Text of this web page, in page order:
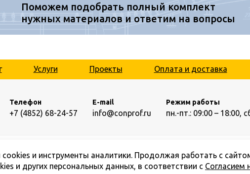
Поможем подобрать полный комплект
нужных материалов и ответим на вопросы
Услуги Проекты Оплата и доставка
Телефон
+7 (4852) 68-24-57
E-mail
info@conprof.ru
Режим работы
пн.-пт.: 09:00 – 18:00,
© ООО «Конпроф», 2026
Все права защищены
и инструменты аналитики. Продолжая работать с
и других персональных данных, в соответствии с Согласием